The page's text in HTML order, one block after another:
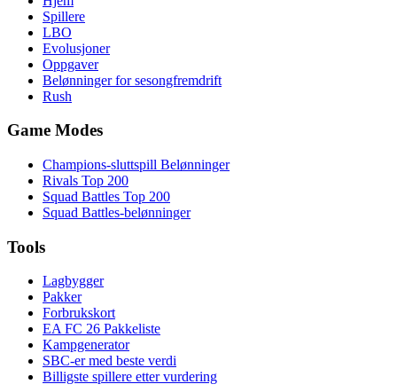
Spillere
LBO
Evolusjoner
Oppgaver
Belønninger for sesongfremdrift
Rush
Game Modes
Champions-sluttspill Belønninger
Rivals Top 200
Squad Battles Top 200
Squad Battles-belønninger
Tools
Lagbygger
Pakker
Forbrukskort
EA FC 26 Pakkeliste
Kampgenerator
SBC-er med beste verdi
Billigste spillere etter vurdering